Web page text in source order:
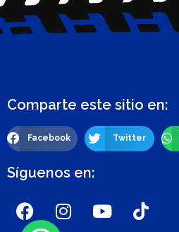
Comparte este sitio en:
Facebook Twitter
Síguenos en: